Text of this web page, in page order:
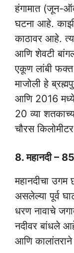
हंगामात (जून-
घटना आहे.
काठावर आहे.
आणि शेवटी
एकूण लांबी
माजोली हे
आणि 2016
20 व्या
चौरस
8. महानदी –
महानदीचा उगम
असलेल्या पूर्व
धरण नावाचे
नदीवर बांधले
आणि कालांतराने